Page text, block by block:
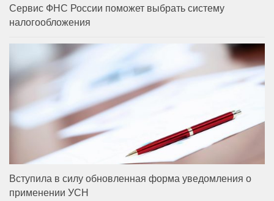
Сервис ФНС России поможет выбрать систему
налогообложения
Вступила в силу обновленная форма уведомления о
применении УСН